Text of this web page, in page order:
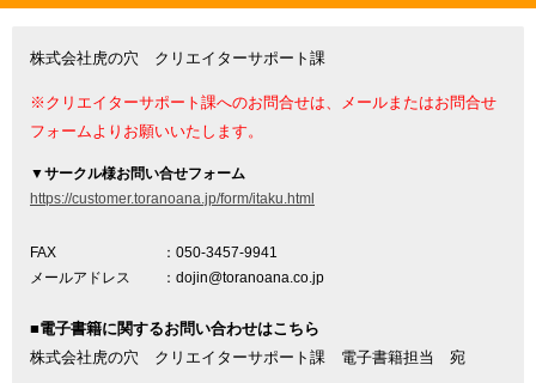
株式会社虎の穴 クリエイターサポート課
※クリエイターサポート課へのお問合せは、メールまたはお問合せ
フォームよりお願いいたします。
▼サークル様お問い合せフォーム
https://customer.toranoana.jp/form/itaku.html
FAX
：050-3457-9941
メールアドレス
：dojin@toranoana.co.jp
■電子書籍に関するお問い合わせはこちら
株式会社虎の穴 クリエイターサポート課 電子書籍担当 宛